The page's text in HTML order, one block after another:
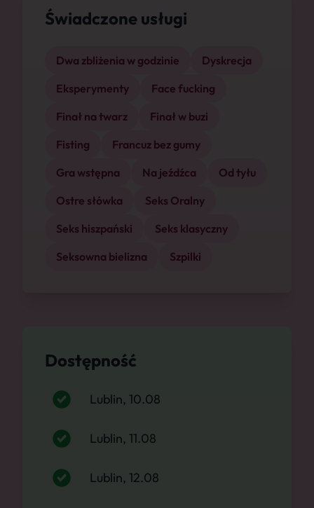
Świadczone usługi
Dwa zbliżenia w godzinie
Dyskrecja
Eksperymenty
Face fucking
Finał na twarz
Finał w buzi
Fisting
Francuz bez gumy
Gra wstępna
Na jeźdźca
Od tyłu
Ostre słówka
Seks Oralny
Seks hiszpański
Seks klasyczny
Seksowna bielizna
Szpilki
Dostępność
Lublin, 10.08
Lublin, 11.08
Lublin, 12.08